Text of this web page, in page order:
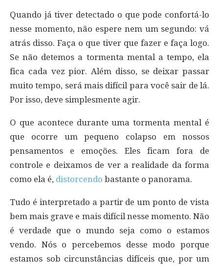
Quando já tiver detectado o que pode confortá-lo
nesse momento, não espere nem um segundo: vá
atrás disso. Faça o que tiver que fazer e faça logo.
Se não detemos a tormenta mental a tempo, ela
fica cada vez pior. Além disso, se deixar passar
muito tempo, será mais difícil para você sair de lá.
Por isso, deve simplesmente agir.
O que acontece durante uma tormenta mental é
que ocorre um pequeno colapso em nossos
pensamentos e emoções. Eles ficam fora de
controle e deixamos de ver a realidade da forma
como ela é, distorcendo bastante o panorama.
Tudo é interpretado a partir de um ponto de vista
bem mais grave e mais difícil nesse momento. Não
é verdade que o mundo seja como o estamos
vendo. Nós o percebemos desse modo porque
estamos sob circunstâncias difíceis que, por um